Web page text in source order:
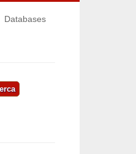
Databases